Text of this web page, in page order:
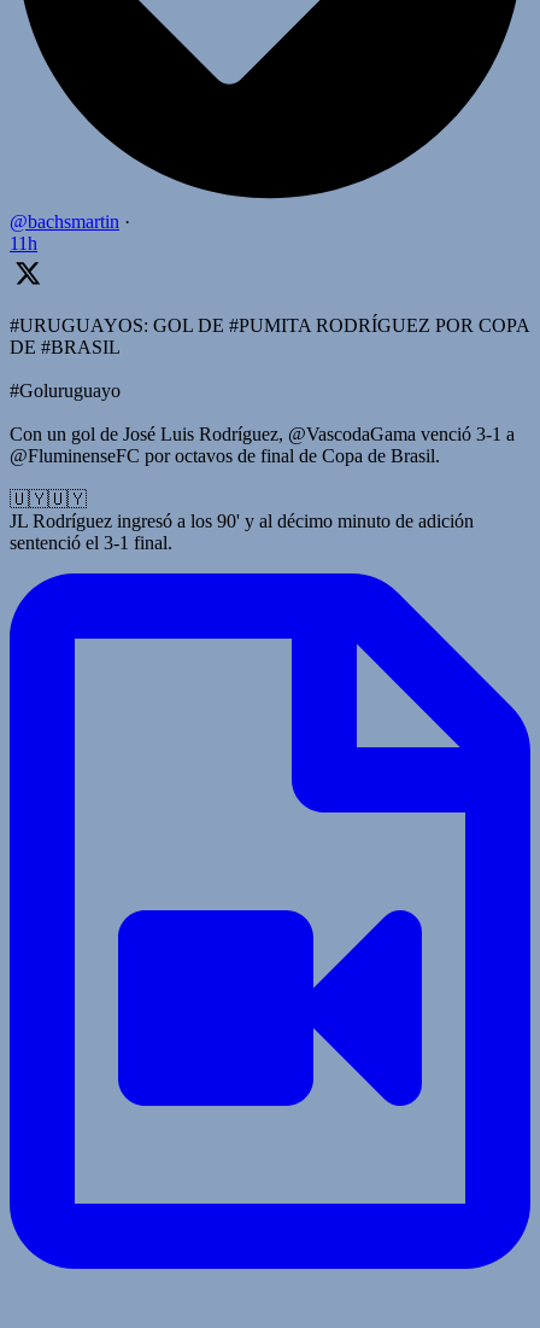
@bachsmartin ·
11h
#URUGUAYOS: GOL DE #PUMITA RODRÍGUEZ POR COPA
DE #BRASIL
#Goluruguayo
Con un gol de José Luis Rodríguez, @VascodaGama venció 3-1 a
@FluminenseFC por octavos de final de Copa de Brasil.
🇺🇾🇺🇾
JL Rodríguez ingresó a los 90' y al décimo minuto de adición
sentenció el 3-1 final.